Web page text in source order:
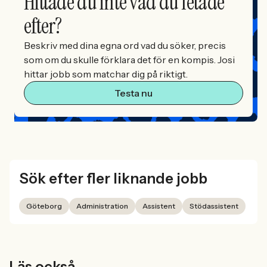
efter?
Beskriv med dina egna ord vad du söker, precis
som om du skulle förklara det för en kompis. Josi
hittar jobb som matchar dig på riktigt.
Testa nu
Sök efter fler liknande jobb
Göteborg Administration Assistent Stödassistent